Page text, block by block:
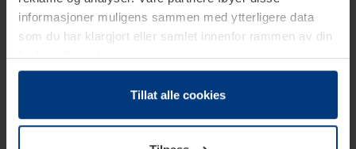
informasjoner muligens sammen med ytterligere data
som du har klargjort eller samlet innenfor rammen av din
bruk av tjenestene.
Etter loven kan vi lagre informasjonskapsler på din
datamaskin, hvis disse er absolutt nødvendig for drift av
trenger vi din tillatelse. Du kan når som helst endre eller
Tillat alle cookies